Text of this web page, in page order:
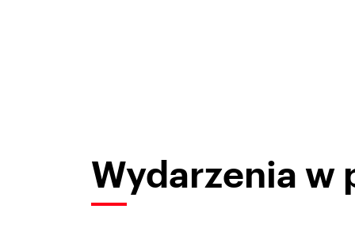
Wydarzenia w